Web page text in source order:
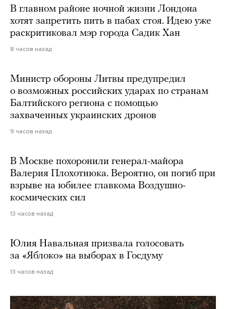
В главном районе ночной жизни Лондона
хотят запретить пить в пабах стоя. Идею уже
раскритиковал мэр города Садик Хан
8 часов назад
Министр обороны Литвы предупредил
о возможных российских ударах по странам
Балтийского региона с помощью
захваченных украинских дронов
9 часов назад
В Москве похоронили генерал-майора
Валерия Плохотнюка. Вероятно, он погиб при
взрыве на юбилее главкома Воздушно-
космических сил
13 часов назад
Юлия Навальная призвала голосовать
за «Яблоко» на выборах в Госдуму
13 часов назад